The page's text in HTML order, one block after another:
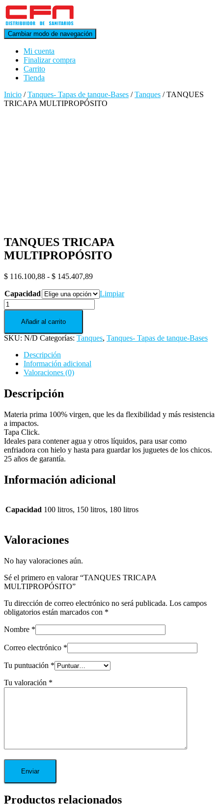
Cambiar modo de navegación
Mi cuenta
Finalizar compra
Carrito
Tienda
Inicio /Tanques- Tapas de tanque-Bases /Tanques / TANQUES
TRICAPA MULTIPROPÓSITO
TANQUES TRICAPA
MULTIPROPÓSITO
$ 116.100,88 - $ 145.407,89Rango
precios:
desde
$ 116.100,88
Capacidad
Limpiar
TANQUES
TRICAPA
MULTIPROPÓSITO
Añadir al carrito
SKU: N/D Categorías: Tanques, Tanques- Tapas de tanque-Bases
Descripción
Información adicional
Valoraciones (0)
Descripción
Materia prima 100% virgen, que les da flexibilidad y más resistencia
a impactos.
Tapa Click.
Ideales para contener agua y otros líquidos, para usar como
enfriadora con hielo y hasta para guardar los juguetes de los chicos.
25 años de garantía.
Información adicional
Capacidad 100 litros, 150 litros, 180 litros
Valoraciones
No hay valoraciones aún.
Sé el primero en valorar “TANQUES TRICAPA
MULTIPROPÓSITO”
Tu dirección de correo electrónico no será publicada. Los campos
obligatorios están marcados con *
Nombre *
Correo electrónico *
Tu puntuación *
Tu valoración *
Productos relacionados